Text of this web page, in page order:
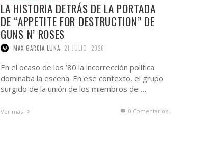
LA HISTORIA DETRÁS DE LA PORTADA
DE “APPETITE FOR DESTRUCTION” DE
GUNS N’ ROSES
MAX GARCIA LUNA, 21 JULIO, 2026
En el ocaso de los ’80 la incorrección política
dominaba la escena. En ese contexto, el grupo
surgido de la unión de los miembros de …
Ver más 0 Comentarios